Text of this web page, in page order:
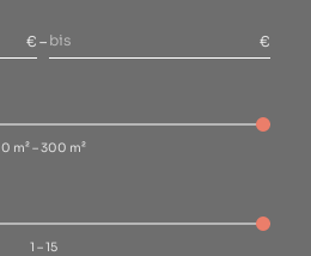
€– €
0 m² – 300 m²
1 – 15